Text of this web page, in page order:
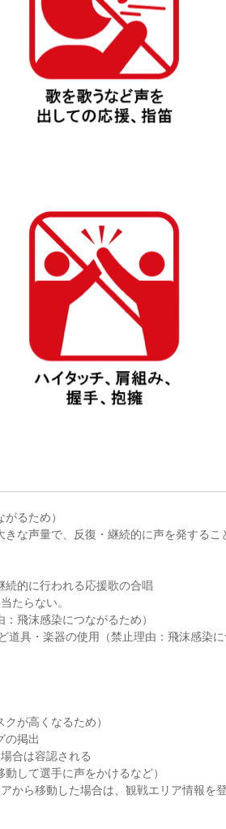
るため）
な声量で、反復・継続的に声を発するこ
的に行われる応援歌の合唱
たらない。
飛沫感染につながるため）
道具・楽器の使用（禁止理由：飛沫感染に
が高くなるため）
の掲出
合は容認される
して選手に声をかけるなど）
から移動した場合は、観戦エリア情報を